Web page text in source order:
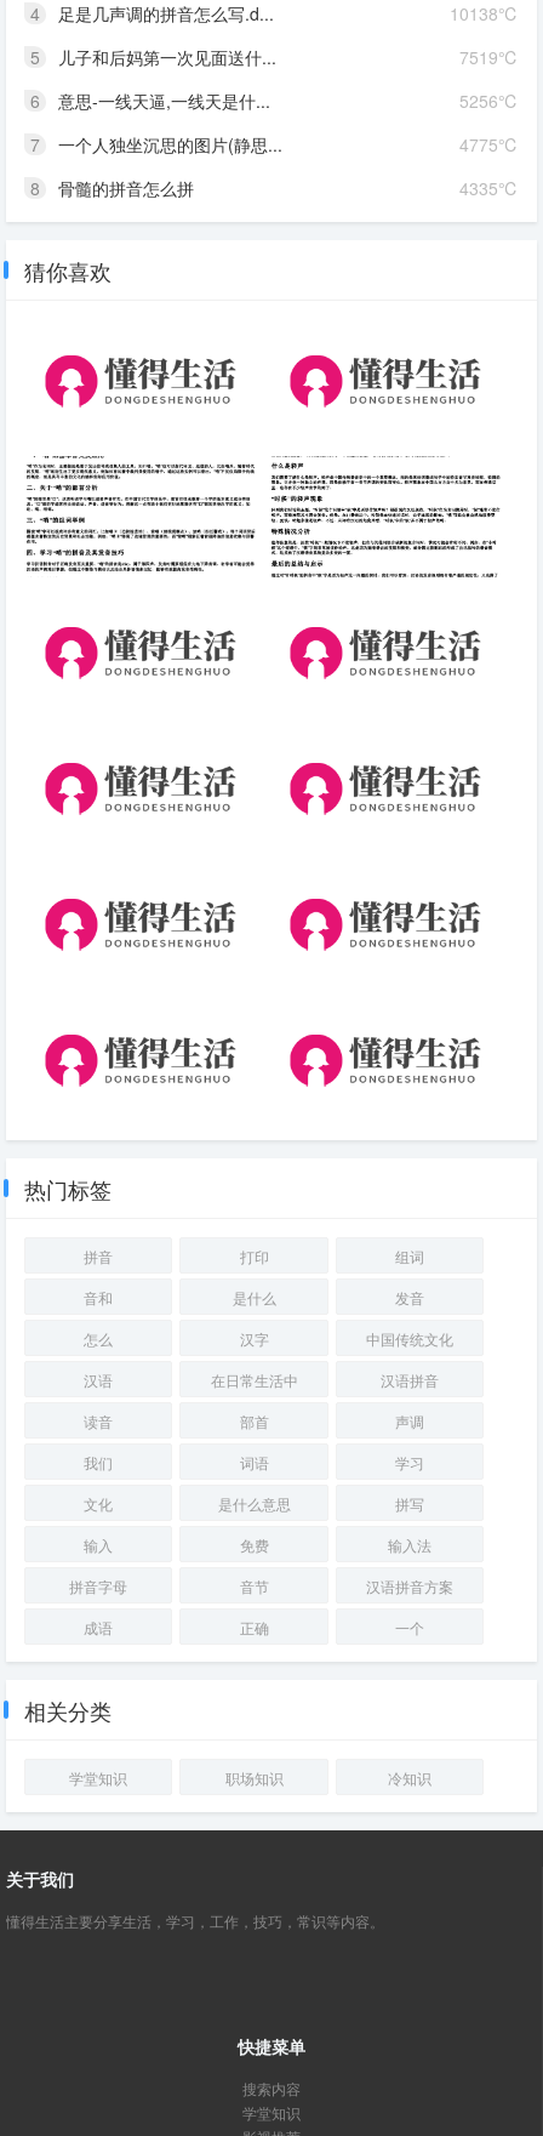
10138℃
4
足是几声调的拼音怎么写.d...
7519℃
5
儿子和后妈第一次见面送什...
5256℃
6
意思-一线天逼,一线天是什...
4775℃
7
一个人独坐沉思的图片(静思...
4335℃
8 骨髓的拼音怎么拼
猜你喜欢
昔字的组词和拼音是什么意思
(拼音和组词)
尧的拼音
汲取人生感悟)
热门标签
拼音 打印
组词
音和
是什么
发音
怎么
汉字
中国传统文化
汉语
在日常生活中
汉语拼音
读音
部首
声调
我们
词语
学习
文化
是什么意思
拼写
输入
免费
输入法
拼音字母
音节
汉语拼音方案
成语
正确 一个
相关分类
学堂知识 职场知识 冷知识
关于我们
懂得生活主要分享生活，学习，工作，技巧，常识等内容。
快捷菜单
搜索内容
学堂知识